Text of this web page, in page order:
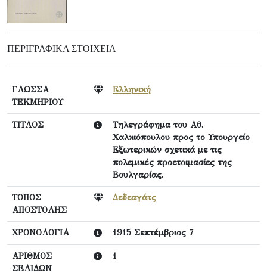
ΠΕΡΙΓΡΑΦΙΚΆ ΣΤΟΙΧΕΊΑ
ΓΛΩΣΣΑ
ΤΕΚΜΗΡΙΟΥ
Ελληνική
ΤΙΤΛΟΣ
Τηλεγράφημα του Αθ.
Χαλκιόπουλου προς το Υπουργείο
Εξωτερικών σχετικά με τις
πολεμικές προετοιμασίες της
Βουλγαρίας.
ΤΟΠΟΣ
ΑΠΟΣΤΟΛΗΣ
Δεδεαγάτς
ΧΡΟΝΟΛΟΓΙΑ 1915 Σεπτέμβριος 7
ΑΡΙΘΜΟΣ
ΣΕΛΙΔΩΝ
1